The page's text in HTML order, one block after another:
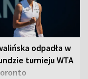
odpadła w
turnieju WTA